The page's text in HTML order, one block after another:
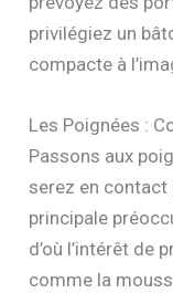
privilégiez un
compacte à
Les Poignées :
Passons aux
serez en contact
principale
d’où l’intérêt de
comme la